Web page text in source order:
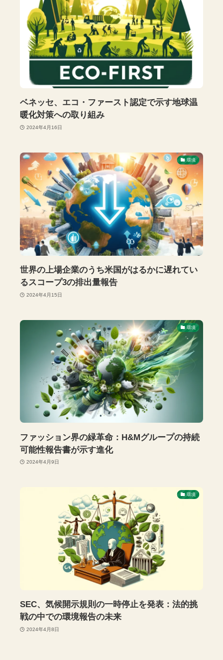
ベネッセ、エコ・ファースト認定で示す地球温
暖化対策への取り組み
2024年4月16日
環境
世界の上場企業のうち米国がはるかに遅れてい
るスコープ3の排出量報告
2024年4月15日
環境
ファッション界の緑革命：H&Mグループの持続
可能性報告書が示す進化
2024年4月9日
環境
SEC、気候開示規則の一時停止を発表：法的挑
戦の中での環境報告の未来
2024年4月8日